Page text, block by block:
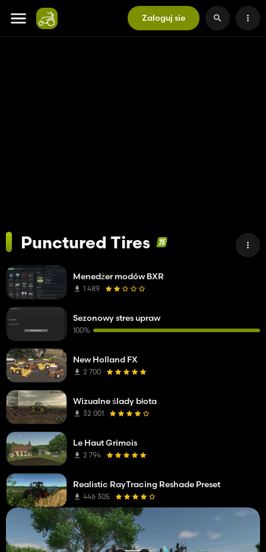
Zaloguj sie
Punctured Tires
Menedżer modów BXR
1 489
Sezonowy stres upraw
100%
New Holland FX
2 700
Wizualne ślady błota
32 001
Le Haut Grimois
2 794
Realistic RayTracing Reshade Preset
446 305